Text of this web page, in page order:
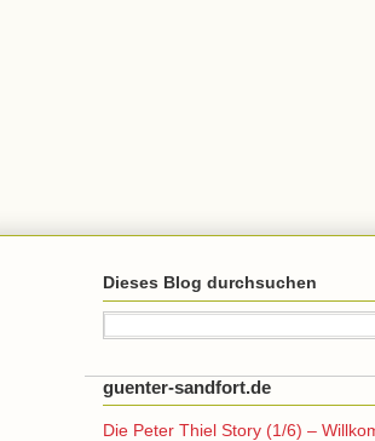
Dieses Blog durchsuchen
guenter-sandfort.de
Die Peter Thiel Story (1/6) –